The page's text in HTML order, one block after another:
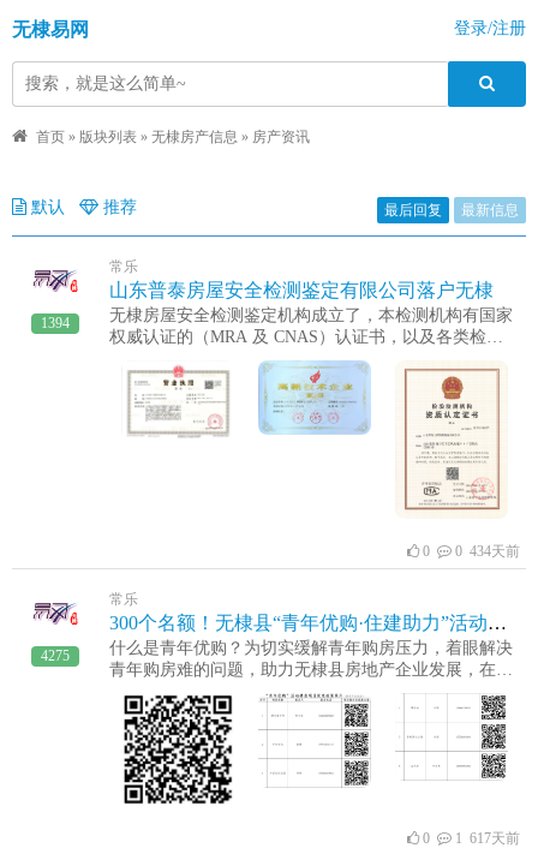
无棣易网 登录/注册
首页 » 版块列表 » 无棣房产信息 » 房产资讯
默认 推荐 最后回复 最新信息
1394
常乐
山东普泰房屋安全检测鉴定有限公司落户无棣
无棣房屋安全检测鉴定机构成立了，本检测机构有国家
权威认证的（MRA 及 CNAS）认证书，以及各类检测
资质证书。业务范围：资质范围内建筑可靠性检测、房
屋危险性检测、主体结构工程现场检测、钢结构工程现
场检测，钢结构工程第三方检测（鉴定）机构综合特
级。结构安全检测：裂缝、倾斜、沉降监测（符合GB
50292-2015标准）材料性能检测：混凝土强度、钢筋锈
蚀、防水层老化评估特殊需求服务：历史建筑保护检
测、抗震专项鉴定业务类别：检测、鉴定、安全排查、
评估工作流程可视化：预约咨询→现场勘察→仪器检测
队、精湛的业务、标准的检测、快速出结果、合理的价
格、优质的服务、 单位名称：山东普泰工程检测鉴定有
限公司（滨州代理）业务电话： 王振永 19554322623业
务范围：资质范围内建筑可靠性检测、房屋危险性检
测、主体结构工程现场检测、钢结构工程现场检测、钢
结构工程第三方检测（鉴定）机构综合特级山东普泰工
程结构检测鉴定公司滨州办事处（分理处）无棣地址：
无棣县棣新二路海丰办事处北邻100米
0 0 434天前
4275
常乐
300个名额！无棣县“青年优购·住建助力”活动来啦！
什么是青年优购？为切实缓解青年购房压力，着眼解决
青年购房难的问题，助力无棣县房地产企业发展，在前
期调研的基础上，团县委、县住建局与县内多个房地产
开发商对接，争取到面向青年及公职人员的购房优惠，
联合推出2024年无棣县“青年优购·住建助力”活动。活动
时间2024年11月26日——2024年12月31日。活动对象
1.18-35周岁青年；2.各镇（街道），各园区，各县直机
关、企事业单位工作人员（不限年龄)。参与方式符合条
骤即可完成资格认定申领，1-3个工作日内扫码查看审核
0 1 617天前